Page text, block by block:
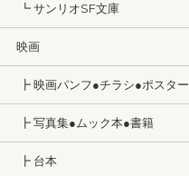
┗ サンリオSF文庫
映画
┣ 映画パンフ●チラシ●ポスター
┣ 写真集●ムック本●書籍
┣ 台本